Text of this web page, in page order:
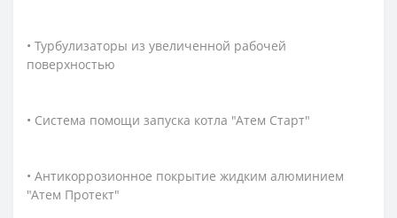
• Турбулизаторы из увеличенной рабочей
поверхностью
• Система помощи запуска котла "Атем Старт"
• Антикоррозионное покрытие жидким алюминием
"Атем Протект"